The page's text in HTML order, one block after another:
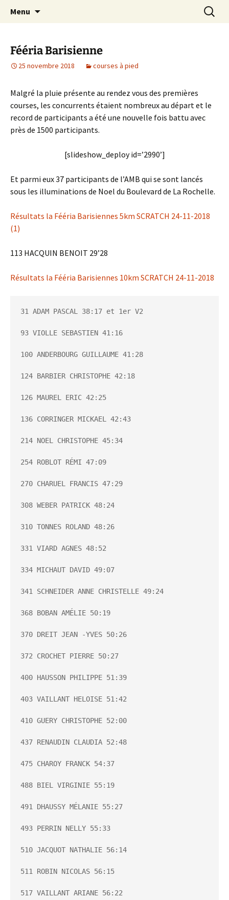
AMB55
Le site web de l'Association Multisports
Barisienne : Badminton, course à pied,
Menu
Fééria Barisienne
25 novembre 2018 courses à pied
Malgré la pluie présente au rendez vous des premières
courses, les concurrents étaient nombreux au départ et le
record de participants a été une nouvelle fois battu avec
près de 1500 participants.
[slideshow_deploy id=’2990’]
Et parmi eux 37 participants de l’AMB qui se sont lancés
sous les illuminations de Noel du Boulevard de La Rochelle.
Résultats la Fééria Barisiennes 5km SCRATCH 24-11-2018
(1)
113 HACQUIN BENOIT 29’28
Résultats la Fééria Barisiennes 10km SCRATCH 24-11-2018
31 ADAM PASCAL 38:17 et 1er V2
93 VIOLLE SEBASTIEN 41:16
100 ANDERBOURG GUILLAUME 41:28
124 BARBIER CHRISTOPHE 42:18
126 MAUREL ERIC 42:25
136 CORRINGER MICKAEL 42:43
214 NOEL CHRISTOPHE 45:34
254 ROBLOT RÉMI 47:09
270 CHARUEL FRANCIS 47:29
308 WEBER PATRICK 48:24
310 TONNES ROLAND 48:26
331 VIARD AGNES 48:52
334 MICHAUT DAVID 49:07
341 SCHNEIDER ANNE CHRISTELLE 49:24
368 BOBAN AMÉLIE 50:19
370 DREIT JEAN -YVES 50:26
372 CROCHET PIERRE 50:27
400 HAUSSON PHILIPPE 51:39
403 VAILLANT HELOISE 51:42
410 GUERY CHRISTOPHE 52:00
437 RENAUDIN CLAUDIA 52:48
475 CHAROY FRANCK 54:37
488 BIEL VIRGINIE 55:19
491 DHAUSSY MÉLANIE 55:27
493 PERRIN NELLY 55:33
510 JACQUOT NATHALIE 56:14
511 ROBIN NICOLAS 56:15
517 VAILLANT ARIANE 56:22